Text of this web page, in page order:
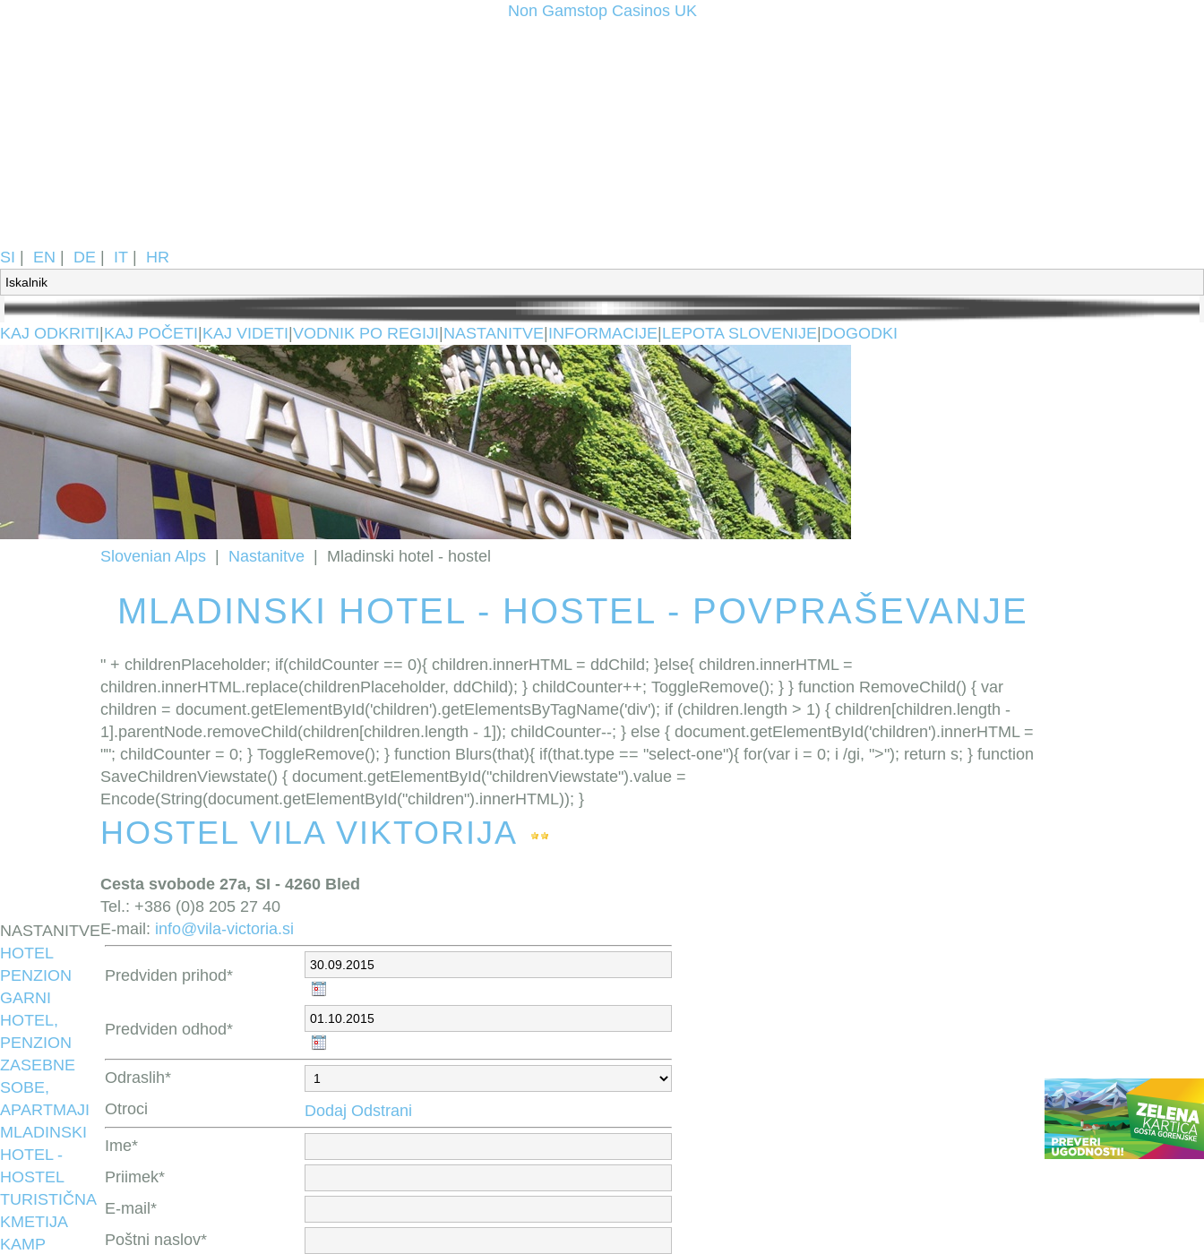
Non Gamstop Casinos UK
SI EN DE IT HR
KAJ ODKRITI KAJ POČETI KAJ VIDETI VODNIK PO REGIJI NASTANITVE INFORMACIJE LEPOTA SLOVENIJE DOGODKI
NASTANITVE
HOTEL
PENZION
GARNI
HOTEL,
PENZION
ZASEBNE
SOBE,
APARTMAJI
MLADINSKI
HOTEL -
HOSTEL
TURISTIČNA
KMETIJA
KAMP
Slovenian Alps Nastanitve Mladinski hotel - hostel
MLADINSKI HOTEL - HOSTEL - POVPRAŠEVANJE
" + childrenPlaceholder; if(childCounter == 0){ children.innerHTML = ddChild; }else{ children.innerHTML =
children.innerHTML.replace(childrenPlaceholder, ddChild); } childCounter++; ToggleRemove(); } } function RemoveChild() { var
children = document.getElementById('children').getElementsByTagName('div'); if (children.length > 1) { children[children.length -
1].parentNode.removeChild(children[children.length - 1]); childCounter--; } else { document.getElementById('children').innerHTML =
""; childCounter = 0; } ToggleRemove(); } function Blurs(that){ if(that.type == "select-one"){ for(var i = 0; i /gi, ">"); return s; } function
SaveChildrenViewstate() { document.getElementById("childrenViewstate").value =
Encode(String(document.getElementById("children").innerHTML)); }
HOSTEL VILA VIKTORIJA
Cesta svobode 27a, SI - 4260 Bled
Tel.: +386 (0)8 205 27 40
E-mail: info@vila-victoria.si
Predviden prihod*
Predviden odhod*
Odraslih*
Otroci
Dodaj Odstrani
Ime*
Priimek*
E-mail*
Poštni naslov*